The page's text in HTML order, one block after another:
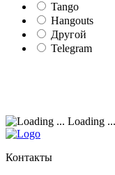
Tango
Hangouts
Другой
Telegram
Loading ...
Контакты